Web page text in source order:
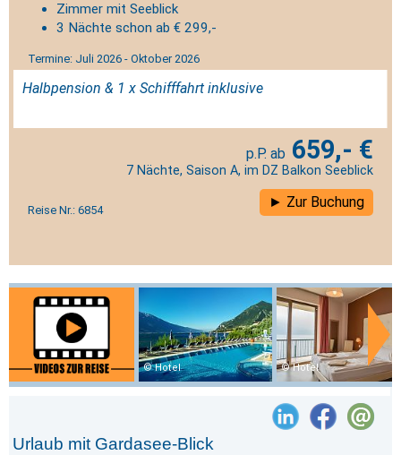
Zimmer mit Seeblick
3 Nächte schon ab € 299,-
Termine: Juli 2026 - Oktober 2026
Halbpension & 1 x Schifffahrt inklusive
659,- €
7 Nächte, Saison A, im DZ Balkon Seeblick
Reise Nr.: 6854 Zur Buchung
Hotel Hotel
Urlaub mit Gardasee-Blick